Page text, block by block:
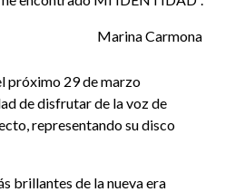
Marina Carmona
próximo 29 de marzo
de disfrutar de la voz de
representando su disco
brillantes de la nueva era